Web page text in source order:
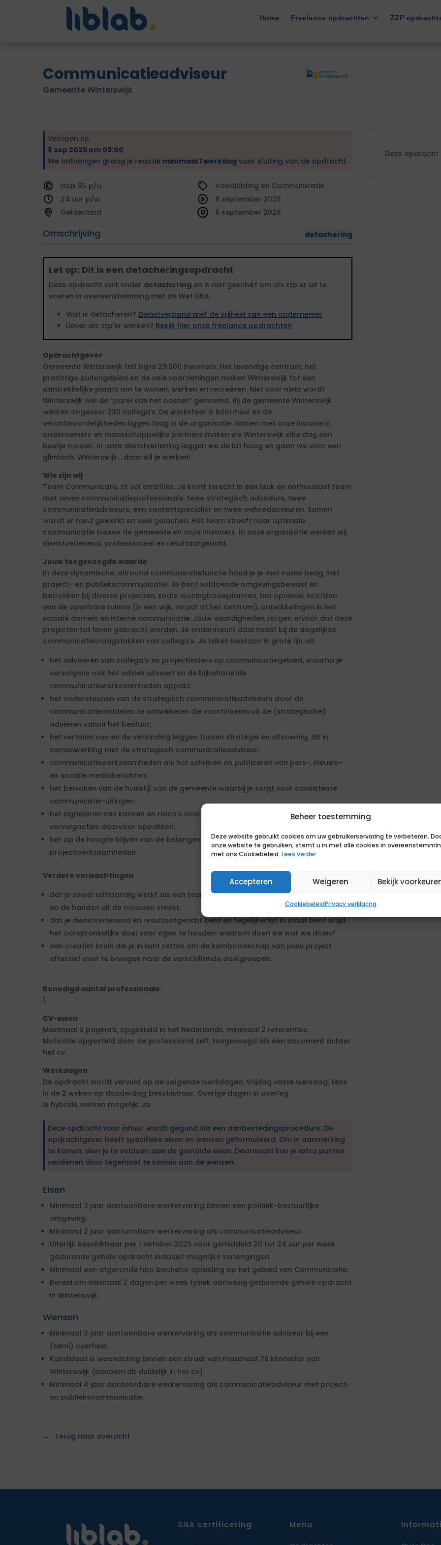
Beheer toestemming
Deze website gebruikt cookies om uw gebruikerservaring te verbeteren.
onze website te gebruiken, stemt u in met alle cookies in
met ons Cookiebeleid. Lees verder
Accepteren Weigeren Bekijk
CookiebeleidPrivacy verklaring
Home Freelance opdrachten ZZP
Communicatieadviseur
Gemeente Winterswijk
Verlopen op:
8 sep 2025 om 09:00
We ontvangen graag je reactie minimaal 1 werkdag voor sluiting van de opdracht.
95
24
Gelderland
Voorlichting en Communicatie
Omschrijving detachering
8 september 2025
8 september 2026
Let op: Dit is een detacheringsopdracht
Deze opdracht valt onder detachering en is niet geschikt om als zzp'er uit te
voeren in overeenstemming met de Wet DBA.
Wat is detacheren? Dienstverband met de vrijheid van een ondernemer
Liever als zzp'er werken? Bekijk hier onze freelance opdrachten
Opdrachtgever
Gemeente Winterswijk telt bijna 29.000 inwoners. Het levendige centrum, het
prachtige buitengebied en de vele voorzieningen maken Winterswijk tot een
aantrekkelijke plaats om te wonen, werken en recreëren. Niet voor niets wordt
Winterswijk wel de “parel van het oosten” genoemd. Bij de gemeente Winterswijk
werken ongeveer 230 collega’s. De werksfeer is informeel en de
verantwoordelijkheden liggen laag in de organisatie. Samen met onze inwoners,
ondernemers en maatschappelijke partners maken we Winterswijk elke dag een
beetje mooier. In onze dienstverlening leggen we de lat hoog en gaan we voor een
glimlach. Winterswijk… daar wil je werken!
Wie zijn wij
Team Communicatie zit vol ambities. Je komt terecht in een leuk en enthousiast team
met zeven communicatieprofessionals: twee strategisch adviseurs, twee
communicatieadviseurs, een contentspecialist en twee webredacteuren. Samen
wordt er hard gewerkt en veel gelachen. Het team streeft naar optimale
communicatie tussen de gemeente en onze inwoners. In onze organisatie werken wij
dienstverlenend, professioneel en resultaatgericht.
Jouw toegevoegde waarde
In deze dynamische, allround communicatiefunctie houd je je met name bezig met
project- en publiekscommunicatie. Je bent voldoende omgevingsbewust en
betrokken bij diverse projecten, zoals: woningbouwplannen, het opnieuw inrichten
van de openbare ruimte (in een wijk, straat of het centrum), ontwikkelingen in het
sociale domein en interne communicatie. Jouw vaardigheden zorgen ervoor dat deze
projecten tot leven gebracht worden. Je ondersteunt daarnaast bij de dagelijkse
communicatievraagstukken van collega's. Je taken bestaan in grote lijn uit:
het adviseren van collega’s en projectleiders op communicatiegebied, waarna je
vervolgens ook het advies uitvoert en de bijbehorende
communicatiewerkzaamheden oppakt;
het ondersteunen van de strategisch communicatieadviseurs door de
communicatiemiddelen te ontwikkelen die voortvloeien uit de (strategische)
adviezen vanuit het bestuur;
het vertalen van en de verbinding leggen tussen strategie en uitvoering, dit in
samenwerking met de strategisch communicatieadviseur;
communicatiewerkzaamheden als het schrijven en publiceren van pers-, nieuws-
en sociale mediaberichten;
het bewaken van de huisstijl van de gemeente waarbij je zorgt voor consistente
communicatie-uitingen;
het signaleren van kansen en risico’s voor de organisatie en de benodigde
vervolgacties daarvoor oppakken;
het op de hoogte blijven van de belangen van stakeholders in de omgeving van de
projectwerkzaamheden.
Verdere verwachtingen
dat je zowel zelfstandig werkt als een teamspeler bent, (communicatie)kansen ziet
en de handen uit de mouwen steekt;
dat je dienstverlenend en resultaatgericht bent en tegelijkertijd in staat bent altijd
het oorspronkelijke doel voor ogen te houden: waarom doen we wat we doen?
een creatief brein die je in kunt zetten om de kernboodschap van jouw project
effectief over te brengen naar de verschillende doelgroepen.
Benodigd aantal professionals
1.
CV-eisen
Maximaal 5 pagina’s, opgesteld in het Nederlands, minimaal 2 referenties.
Motivatie opgesteld door de professional zelf, toegevoegd als één document achter
het cv.
Werkdagen
De opdracht wordt vervuld op de volgende werkdagen: Vrijdag vaste werkdag. Eens
in de 2 weken op donderdag beschikbaar. Overige dagen in overleg.
Is hybride werken mogelijk: Ja
Deze opdracht voor inhuur wordt gegund via een aanbestedingsprocedure. De
opdrachtgever heeft specifieke eisen en wensen geformuleerd. Om in aanmerking
te komen, dien je te voldoen aan de gestelde eisen. Daarnaast kun je extra punten
verdienen door tegemoet te komen aan de wensen.
Eisen
Minimaal 3 jaar aantoonbare werkervaring binnen een politiek-bestuurlijke
omgeving.
Minimaal 2 jaar aantoonbare werkervaring als communicatieadviseur.
Uiterlijk beschikbaar per 1 oktober 2025 voor gemiddeld 20 tot 24 uur per week
gedurende gehele opdracht inclusief mogelijke verlengingen.
Minimaal een afgeronde hbo bachelor opleiding op het gebied van Communicatie.
Bereid om minimaal 2 dagen per week fysiek aanwezig gedurende gehele opdracht
in Winterswijk.
Wensen
Minimaal 3 jaar aantoonbare werkervaring als communicatie adviseur bij een
(semi) overheid.
Kandidaat is woonachtig binnen een straal van maximaal 70 kilometer van
Winterswijk (benoem dit duidelijk in het cv).
Minimaal 4 jaar aantoonbare werkervaring als communicatieadviseur met project-
en publiekscommunicatie.
Deze opdracht
Terug naar overzicht
SNA certificering Menu